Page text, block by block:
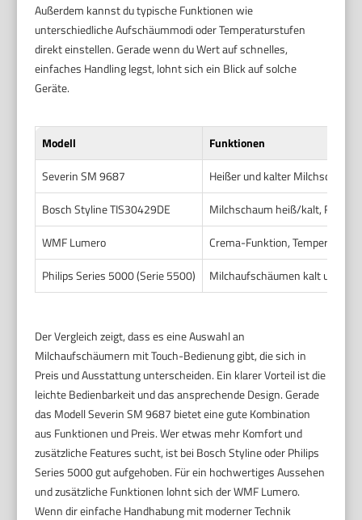
Außerdem kannst du typische Funktionen wie
unterschiedliche Aufschäummodi oder Temperaturstufen
direkt einstellen. Gerade wenn du Wert auf schnelles,
einfaches Handling legst, lohnt sich ein Blick auf solche
Geräte.
Modell
Funktionen
Severin SM 9687
Heißer und kalter
Bosch Styline TIS30429DE
Milchschaum heiß/kalt,
WMF Lumero
Crema-Funktion,
Philips Series 5000 (Serie 5500)
Milchaufschäumen kalt und
Der Vergleich zeigt, dass es eine Auswahl an
Milchaufschäumern mit Touch-Bedienung gibt, die sich in
Preis und Ausstattung unterscheiden. Ein klarer Vorteil ist die
leichte Bedienbarkeit und das ansprechende Design. Gerade
das Modell Severin SM 9687 bietet eine gute Kombination
aus Funktionen und Preis. Wer etwas mehr Komfort und
zusätzliche Features sucht, ist bei Bosch Styline oder Philips
Series 5000 gut aufgehoben. Für ein hochwertiges Aussehen
und zusätzliche Funktionen lohnt sich der WMF Lumero.
Wenn dir einfache Handhabung mit moderner Technik